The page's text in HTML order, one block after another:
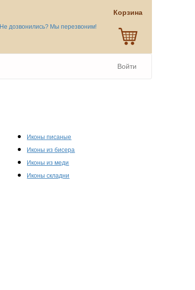
Не дозвонились? Мы перезвоним!
Корзина
Войти
Иконы писаные
Иконы из бисера
Иконы из меди
Иконы складни